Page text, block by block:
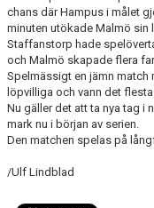
chans där Hampus i målet
minuten utökade Malmö sin
Staffanstorp hade
och Malmö skapade flera
Spelmässigt en jämn match
löpvilliga och vann det
Nu gäller det att ta nya tag i
mark nu i början av serien.
Den matchen spelas på
/Ulf Lindblad